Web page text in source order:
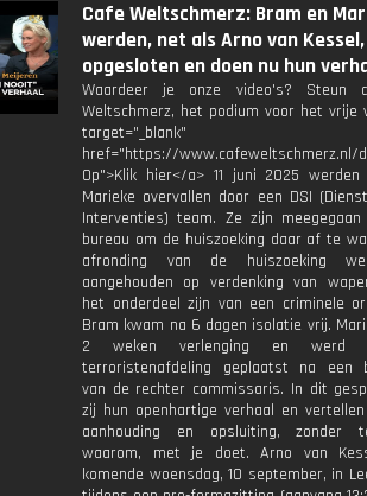
Cafe Weltschmerz: Bram en
werden, net als Arno van Kessel,
opgesloten en doen nu hun
Waardeer je onze video's? Steun
Weltschmerz, het podium voor het vrije
target="_blank"
href="https://www.cafeweltschmerz.nl/
Op">Klik hier</a> 11 juni 2025
Marieke overvallen door een DSI
Interventies) team. Ze zijn
bureau om de huiszoeking daar af te
afronding van de huiszoeking
aangehouden op verdenking van
het onderdeel zijn van een criminele
Bram kwam na 6 dagen isolatie vrij.
2 weken verlenging en werd
terroristenafdeling geplaatst na een
van de rechter commissaris. In dit
zij hun openhartige verhaal en
aanhouding en opsluiting, zonder
waarom, met je doet. Arno van
komende woensdag, 10 september, in